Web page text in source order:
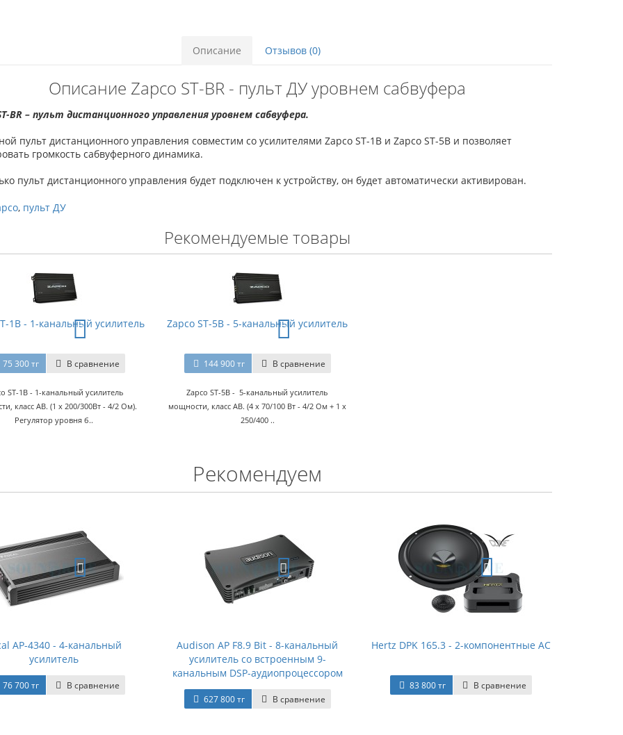
Описание Отзывов (0)
Описание Zapco ST-BR - пульт ДУ уровнем сабвуфера
BR – пульт дистанционного управления уровнем сабвуфера.
пульт дистанционного управления совместим со усилителями Zapco ST-1B и Zapco ST-5B и позволяет
громкость сабвуферного динамика.
пульт дистанционного управления будет подключен к устройству, он будет автоматически активирован.
, пульт ДУ
Рекомендуемые товары
1B - 1-канальный усилитель
75 300 тг В сравнение
ST-1B - 1-канальный усилитель
класс AB. (1 x 200/300Вт - 4/2 Ом).
Регулятор уровня б..
Zapco ST-5B - 5-канальный усилитель
144 900 тг В сравнение
Zapco ST-5B - 5-канальный усилитель
мощности, класс AB. (4 x 70/100 Вт - 4/2 Ом + 1 x
250/400 ..
Рекомендуем
AP-4340 - 4-канальный
усилитель
76 700 тг В сравнение
Audison AP F8.9 Bit - 8-канальный
усилитель со встроенным 9-
канальным DSP-аудиопроцессором
627 800 тг В сравнение
Hertz DPK 165.3 - 2-компонентные АС
83 800 тг В сравнение